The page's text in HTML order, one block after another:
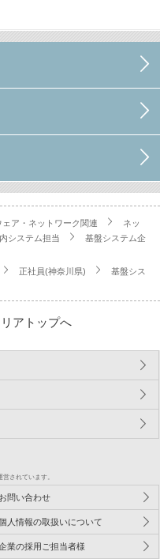
ェア・ネットワーク関連
ネッ
システム担当
基盤システム企
正社員(神奈川県)
基盤シス
アトップへ
されています。
お問い合わせ
人情報の取扱いについて
業の採用ご担当者様